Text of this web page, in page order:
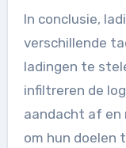
In conclusie,
verschillende
ladingen te
infiltreren de
aandacht af en
om hun doelen